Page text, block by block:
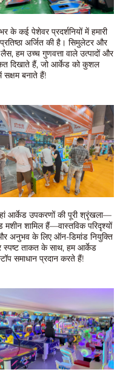
के कई पेशेवर प्रदर्शनियों में हमारी
अर्जित की है। सिमुलेटर और
हम उच्च गुणवत्ता वाले उत्पादों और
दिखाते हैं, जो आर्केड को कुशल
सक्षम बनाते हैं!
आर्केड उपकरणों की पूरी श्रृंखला—
शामिल हैं—वास्तविक परिदृश्यों
अनुभव के लिए ऑन-डिमांड नियुक्ति
स्पष्ट ताकत के साथ, हम आर्केड
समाधान प्रदान करते हैं!